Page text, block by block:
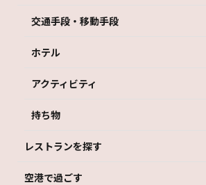
交通手段・移動手段
ホテル
アクティビティ
持ち物
レストランを探す
空港で過ごす